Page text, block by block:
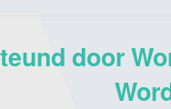
door